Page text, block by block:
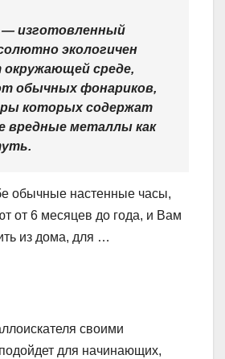
— изготовленный
экологичен
окружающей среде,
обычных фонариков,
которых содержат
вредные металлы как
обычные настенные часы,
от 6 месяцев до года, и Вам
из дома, для …
своими
для начинающих,